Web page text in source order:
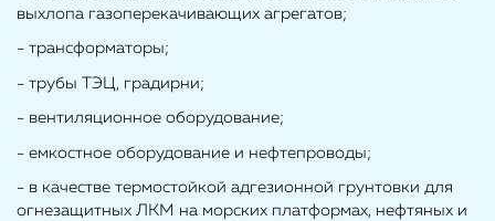
выхлопа газоперекачивающих агрегатов;
- трансформаторы;
- трубы ТЭЦ, градирни;
- вентиляционное оборудование;
- емкостное оборудование и нефтепроводы;
- в качестве термостойкой адгезионной грунтовки для
огнезащитных ЛКМ на морских платформах, нефтяных и